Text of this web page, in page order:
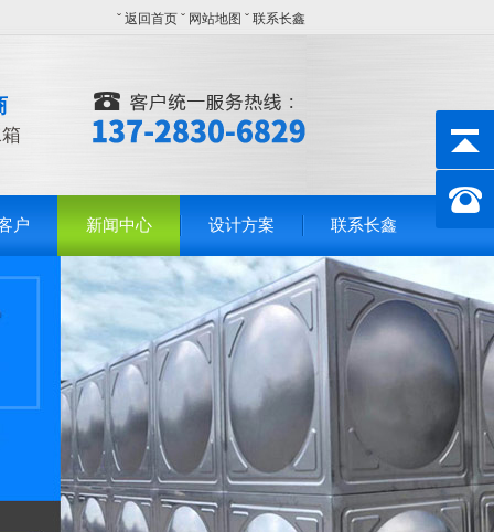
ˇ 返回首页 ˇ 网站地图 ˇ 联系长鑫
户 新闻中心 设计方案 联系长鑫